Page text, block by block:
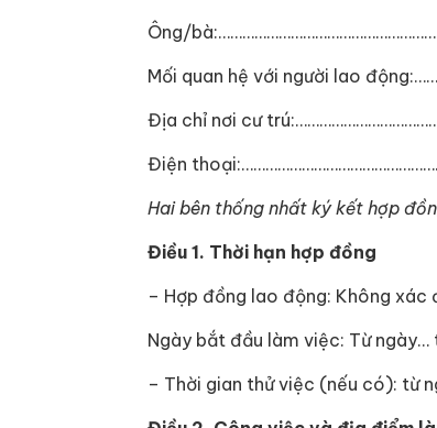
Ông/
Mối quan hệ với người lao
Địa chỉ nơi cư
Điện
Hai bên thống nhất ký kết hợp
Điều 1. Thời hạn hợp đồng
– Hợp đồng lao động: Không
Ngày bắt đầu làm việc: Từ ngày…
– Thời gian thử việc (nếu có): từ